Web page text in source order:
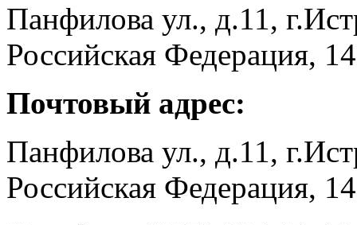
Панфилова ул., д.11,
Российская Федерация,
Почтовый адрес:
Панфилова ул., д.11,
Российская Федерация,